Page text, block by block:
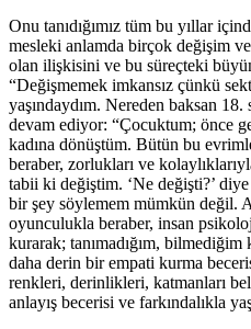
Onu tanıdığımız tüm bu yıllar
mesleki anlamda birçok değişim
olan ilişkisini ve bu süreçteki
“Değişmemek imkansız çünkü
yaşındaydım. Nereden baksan
devam ediyor: “Çocuktum; önce
kadına dönüştüm. Bütün bu
beraber, zorlukları ve
tabii ki değiştim. ‘Ne değişti?’
bir şey söylemem mümkün değil.
oyunculukla beraber, insan
kurarak; tanımadığım,
daha derin bir empati kurma
renkleri, derinlikleri, katmanları
anlayış becerisi ve farkındalıkla